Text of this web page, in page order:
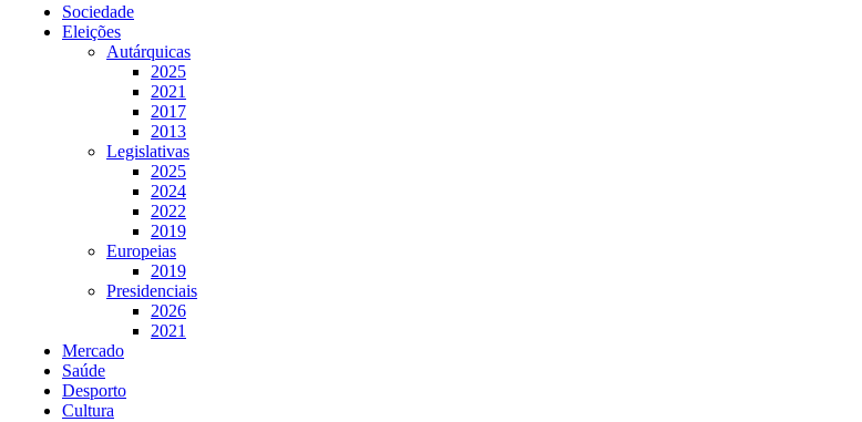
Sociedade
Eleições
Autárquicas
2025
2021
2017
2013
Legislativas
2025
2024
2022
2019
Europeias
2019
Presidenciais
2026
2021
Mercado
Saúde
Desporto
Cultura